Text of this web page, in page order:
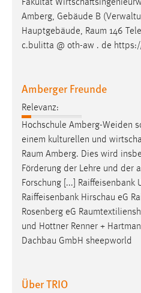
Fakultät
Amberg, Gebäude B
Hauptgebäude, Raum 146
c.bulitta @ oth-aw . de
Amberger Freunde
Relevanz:
Hochschule Amberg-Weiden
einem kulturellen und
Raum Amberg. Dies wird
Förderung der Lehre und der
Forschung [...] Raiffeisenbank
Raiffeisenbank Hirschau eG
Rosenberg eG
und Hottner Renner +
Dachbau GmbH sheepworld
Über TRIO
Name:
Zweck:
Sprachpräferenz
Name:
site-language-preference
Zweck:
Das Cookie speichert die
Cookie Laufzeit:
30 Tage
MibewSessionID,